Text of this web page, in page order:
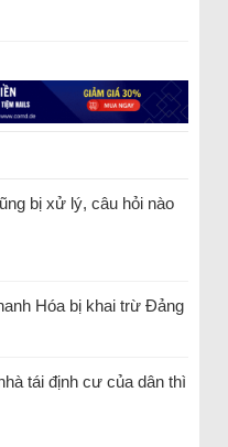
bị xử lý, câu hỏi nào
Hóa bị khai trừ Đảng
tái định cư của dân thì